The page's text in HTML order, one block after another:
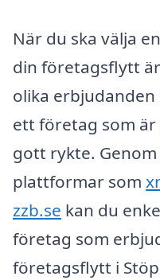
När du ska välja
din företagsflytt
olika
ett företag som
gott rykte.
plattformar som
zzb.se kan du
företag som
företagsflytt i